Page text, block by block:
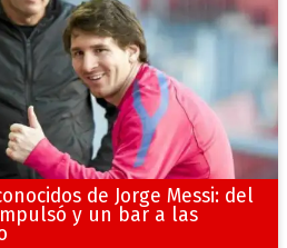
de Jorge Messi: del
y un bar a las